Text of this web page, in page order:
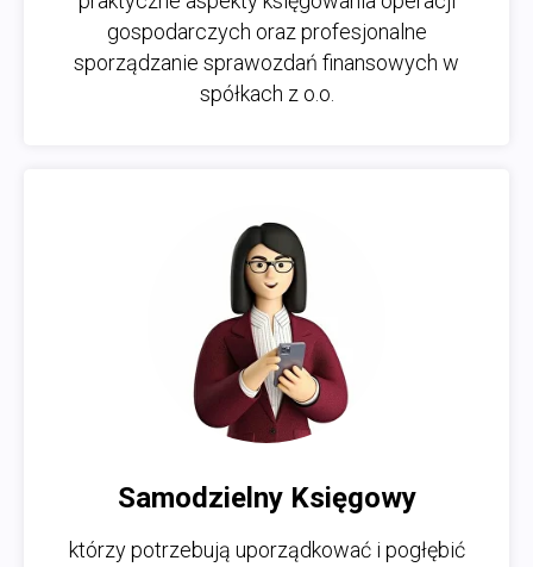
gospodarczych oraz profesjonalne
sporządzanie sprawozdań finansowych w
spółkach z o.o.
Samodzielny Księgowy
którzy potrzebują uporządkować i pogłębić